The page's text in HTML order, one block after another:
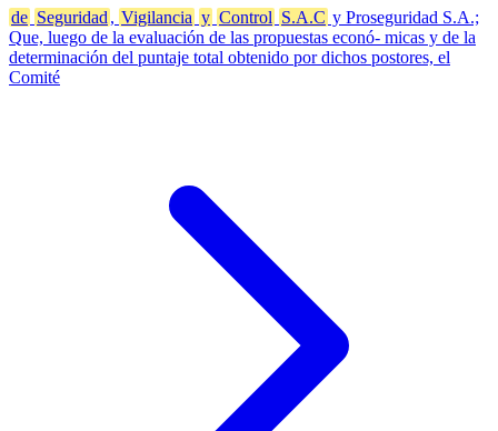
de Seguridad , Vigilancia y Control S.A.C y Proseguridad S.A.;
Que, luego de la evaluación de las propuestas econó- micas y de la
determinación del puntaje total obtenido por dichos postores, el
Comité